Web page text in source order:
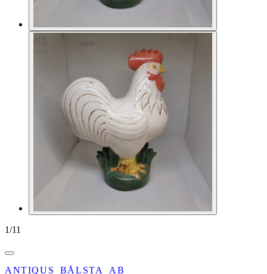
1/11
ANTIQUS_BÅLSTA_AB